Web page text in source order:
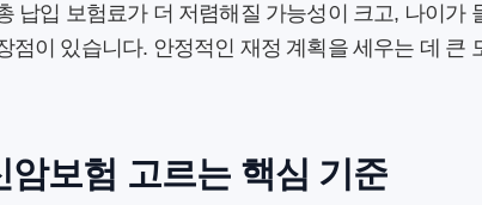
납입 보험료가 더 저렴해질 가능성이 크고, 나이가
점이 있습니다. 안정적인 재정 계획을 세우는 데 큰
암보험 고르는 핵심 기준